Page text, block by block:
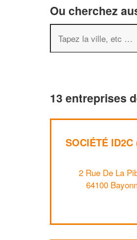
Ou cherchez
13 entreprises
SOCIÉTÉ ID2C
2 Rue De La
64100